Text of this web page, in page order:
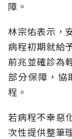
障。
林宗佑表示，
病程初期就給
前兆並確診為
部分保障，協
程。
若病程不幸惡
次性提供整筆